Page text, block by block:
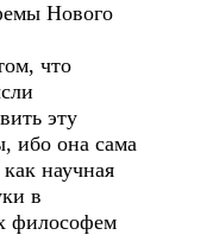
Нового
что
эту
ибо она сама
научная
в
философем